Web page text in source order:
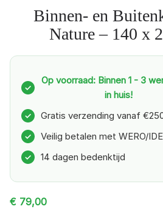
Binnen- en
Nature – 140 x
✓
Op voorraad: Binnen 1 - 3
in huis!
✓ Gratis verzending vanaf
✓ Veilig betalen met WERO/
✓ 14 dagen bedenktijd
€ 79,00